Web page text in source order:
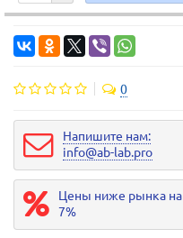
0
Напишите нам:
info@ab-lab.pro
Цены ниже рынка на
7%